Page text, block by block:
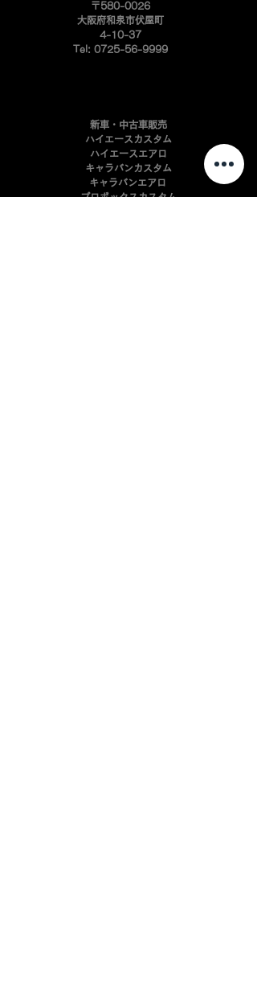
〒580-0026
大阪府和泉市伏屋町
4-10-37
Tel: 0725-56-9999
新車・中古車販売
ハイエースカスタム
ハイエースエアロ
キャラバンカスタム
キャラバンエアロ
プロボックスカスタム